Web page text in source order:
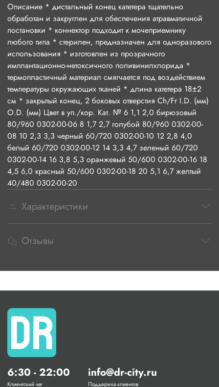
Описание * дистальный конец катетера тщательно
обработан и закруглен для обеспечения атравматичной
постановки * коннектор подходит к мочеприемнику
любого типа * стерилен, предназначен для одноразового
использования * изготовлен из прозрачного
имплантационно-нетоксичного поливинилхлорида *
термопластичный материал смягчается под воздействием
температуры окружающих тканей * длина катетера 18±2
см * закрытый конец, 2 боковых отверстия Ch/Fr I.D. (мм)
O.D. (мм) Цвет в уп./кор. Кат. № 6 1,1 2,0 бирюзовый
80/960 0302-00-06 8 1,7 2,7 голубой 80/960 0302-00-
08 10 2,3 3,3 черный 60/720 0302-00-10 12 2,8 4,0
белый 60/720 0302-00-12 14 3,3 4,7 зеленый 60/720
0302-00-14 16 3,8 5,3 оранжевый 50/600 0302-00-16 18
4,5 6,0 красный 50/600 0302-00-18 20 5,1 6,7 желтый
40/480 0302-00-20
Характеристики
Отзывы
6:30 - 22:00
Клиентский чат
info@dr-city.ru
Поддержка клиентов